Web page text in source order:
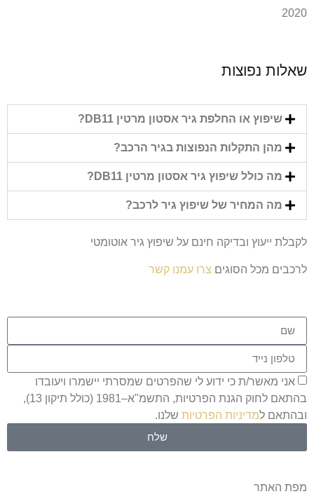
2020
שאלות נפוצות
שיפוץ או החלפת גיר אסטון מרטין DB11?
מהן התקלות הנפוצות בגיר הרכב?
מה כולל שיפוץ גיר אסטון מרטין DB11?
מה המחיר של שיפוץ גיר לרכב?
לקבלת ייעוץ ובדיקה חינם על שיפוץ גיר אוטומטי
לרכבים מכל הסוגים צרו עמנו קשר
אני מאשר/ת כי ידוע לי שהפרטים שמסרתי יישמרו ויעובדו
בהתאם לחוק הגנת הפרטיות, התשמ"א–1981 (כולל תיקון 13),
ובהתאם למדיניות הפרטיות שלנו.
שלח
מפת האתר